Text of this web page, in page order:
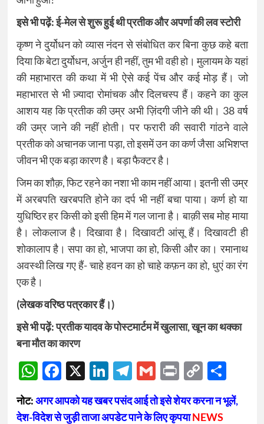
इसे भी पढ़ें:ई-मेल से शुरू हुई थी प्रतीक और अपर्णा की लव स्टोरी
कृष्ण ने दुर्योधन को व्यास नंदन से संबोधित कर बिना कुछ कहे बता
दिया कि बेटा दुर्योधन, अर्जुन ही नहीं, तुम भी वही हो। मुलायम के यहां
की महाभारत की कथा में भी ऐसे कई पेंच और कई मोड़ हैं। जो
महाभारत से भी ज़्यादा रोमांचक और दिलचस्प हैं। कहने का कुल
आशय यह कि प्रतीक की उम्र अभी ज़िंदगी जीने की थी। 38 वर्ष
की उम्र जाने की नहीं होती। पर फरारी की सवारी गांठने वाले
प्रतीक को अचानक जाना पड़ा, तो इसमें उन का कर्ण जैसा अभिशप्त
जीवन भी एक बड़ा कारण है। बड़ा फैक्टर है।
जिम का शौक़, फिट रहने का नशा भी काम नहीं आया। इतनी सी उम्र
में अरबपति खरबपति होने का दर्प भी नहीं बचा पाया। कर्ण हो या
युधिष्ठिर हर किसी को इसी हिम में गल जाना है। बाक़ी सब मोह माया
है। लोकलाज है। दिखावा है। दिखावटी आंसू हैं। दिखावटी ही
शोकालाप है। सपा का हो, भाजपा का हो, किसी और का। रमानाथ
अवस्थी लिख गए हैं- चाहे हवन का हो चाहे कफ़न का हो, धुएं का रंग
एक है।
(लेखक वरिष्ठ पत्रकार हैं।)
इसे भी पढ़ें:प्रतीक यादव के पोस्टमार्टम में खुलासा, खून का थक्का
बना मौत का कारण
WhatsApp
Facebook
X LinkedIn
Telegram
Gmail
Print
Copy
Link
नोट:अगर आपको यह खबर पसंद आई तो इसे शेयर करना न भूलें,
देश-विदेश से जुड़ी ताजा अपडेट पाने के लिए कृपयाNEWS